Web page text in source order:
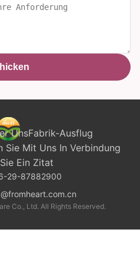
UnsFabrik-Ausflug
Sie Mit Uns In Verbindung
Ein Zitat
29-87882900
Co., Ltd. All Rights Reserved.